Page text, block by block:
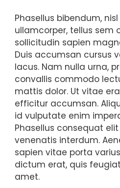
Phasellus bibendum,
ullamcorper, tellus sem
sollicitudin sapien
Duis accumsan cursus
lacus. Nam nulla urna,
convallis commodo
mattis dolor. Ut vitae
efficitur accumsan.
id vulputate enim
Phasellus consequat
venenatis interdum.
sapien vitae porta
dictum erat, quis
amet.